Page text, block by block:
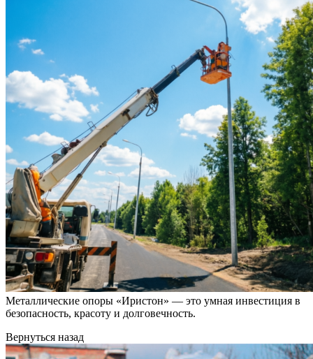
Металлические опоры «Иристон» — это умная инвестиция в
безопасность, красоту и долговечность.
Вернуться назад